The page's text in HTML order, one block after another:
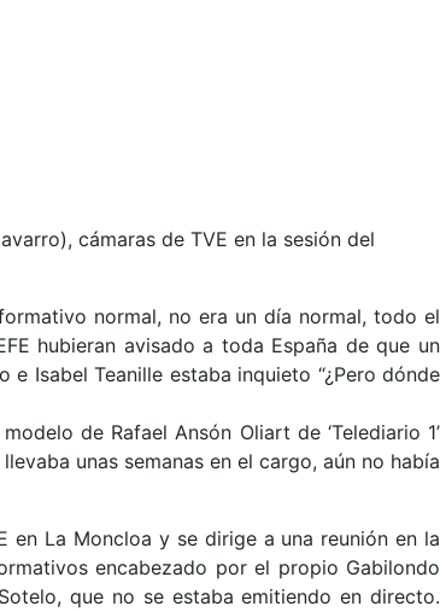
cámaras de TVE en la sesión del
normal, no era un día normal, todo el
hubieran avisado a toda España de que un
Isabel Teanille estaba inquieto “¿Pero dónde
de Rafael Ansón Oliart de ‘Telediario 1’
unas semanas en el cargo, aún no había
en La Moncloa y se dirige a una reunión en la
encabezado por el propio Gabilondo
que no se estaba emitiendo en directo.